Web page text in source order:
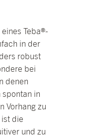
Teba®-
in der
robust
bei
denen
in
Vorhang zu
die
und zu